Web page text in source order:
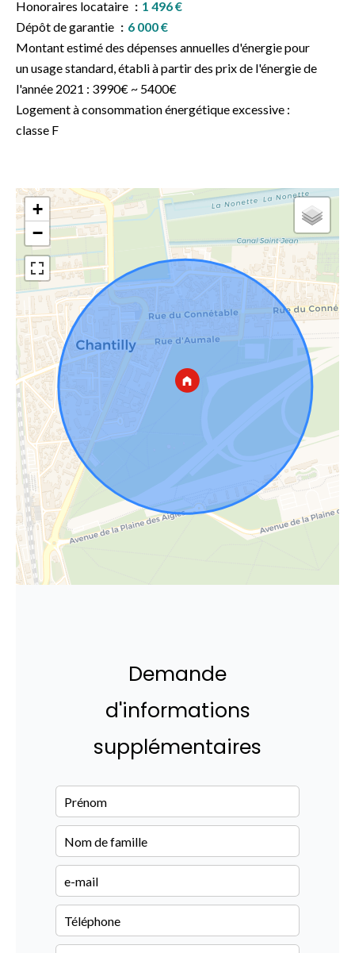
Honoraires locataire
1 496 €
Dépôt de garantie
6 000 €
Montant estimé des dépenses annuelles d'énergie pour
un usage standard, établi à partir des prix de l'énergie de
l'année 2021 : 3990€ ~ 5400€
Logement à consommation énergétique excessive :
classe F
+
−
Demande
d'informations
supplémentaires